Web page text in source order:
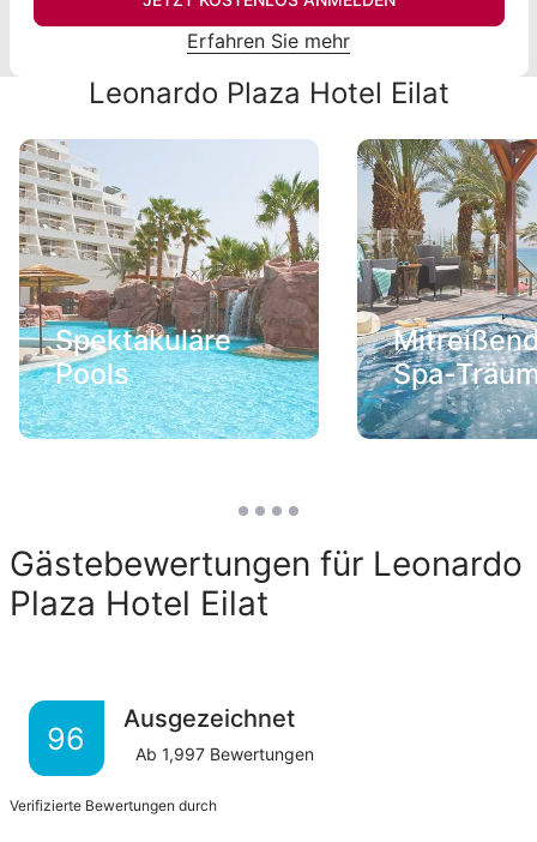
Erfahren Sie mehr
Leonardo Plaza Hotel Eilat
Spektakuläre
Pools
Spa-
Gästebewertungen für Leonardo
Plaza Hotel Eilat
96
Ausgezeichnet
Ab 1,997 Bewertungen
Verifizierte Bewertungen durch